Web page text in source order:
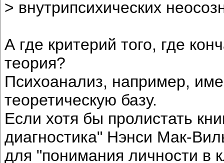
> внутрипсихических
А где критерий того, где
теория?
Психоанализ, например,
теоретическую базу.
Если хотя бы пролистать
диагностика" Нэнси Мак-
для "понимания личности в